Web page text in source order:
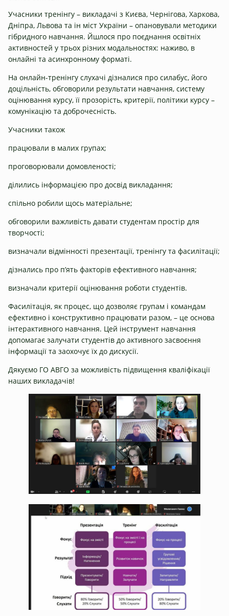
Учасники тренінгу – викладачі з Києва, Чернігова, Харкова,
Дніпра, Львова та ін міст України – опановували методики
гібридного навчання. Йшлося про поєднання освітніх
активностей у трьох різних модальностях: наживо, в
онлайні та асинхронному форматі.
На онлайн-тренінгу слухачі дізналися про силабус, його
доцільність, обговорили результати навчання, систему
оцінювання курсу, її прозорість, критерії, політики курсу –
комунікацію та доброчесність.
Учасники також
працювали в малих групах;
проговорювали домовленості;
ділились інформацією про досвід викладання;
спільно робили щось матеріальне;
обговорили важливість давати студентам простір для
творчості;
визначали відмінності презентації, тренінгу та фасилітації;
дізнались про п’ять факторів ефективного навчання;
визначали критерії оцінювання роботи студентів.
Фасилітація, як процес, що дозволяє групам і командам
ефективно і конструктивно працювати разом, – це основа
інтерактивного навчання. Цей інструмент навчання
допомагає залучати студентів до активного засвоєння
інформації та заохочує їх до дискусії.
Дякуємо ГО АВГО за можливість підвищення кваліфікації
наших викладачів!